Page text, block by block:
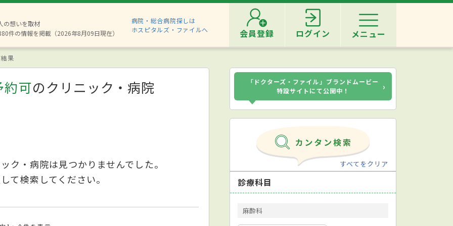
の想いを取材
件の情報を掲載（2026年8月09日現在）
病院・総合病院探しは
ホスピタルズ・ファイルへ
会員登録 ログイン メニュー
果
約可のクリニック・病院
ク・病院は見つかりませんでした。
て検索してください。
「ドクターズ・ファイル」ブランドムービー
特設サイトにて公開中！
›
すべてをクリア
診療科目
麻酔科